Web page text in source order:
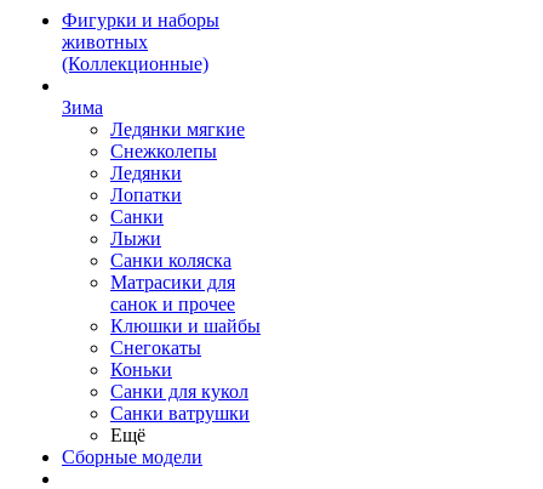
Фигурки и наборы
животных
(Коллекционные)
Зима
Ледянки мягкие
Снежколепы
Ледянки
Лопатки
Санки
Лыжи
Санки коляска
Матрасики для
санок и прочее
Клюшки и шайбы
Снегокаты
Коньки
Санки для кукол
Санки ватрушки
Ещё
Сборные модели